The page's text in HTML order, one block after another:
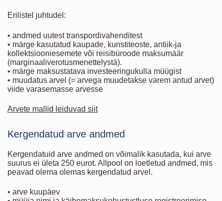
Erilistel juhtudel:
• andmed uutest transpordivahenditest
• märge kasutatud kaupade, kunstiteoste, antiik-ja
kollektsiooniesemete või reisibüroode maksumäär
(marginaaliverotusmenettelystä).
• märge maksustatava investeeringukulla müügist
• muudatus arvel (= arvega muudetakse varem antud arvet)
viide varasemasse arvesse
Arvete mallid leiduvad siit
Kergendatud arve andmed
Kergendatuid arve andmed on võimalik kasutada, kui arve
suurus ei ületa 250 eurot. Allpool on loetletud andmed, mis
peavad olema olemas kergendatud arvel.
• arve kuupäev